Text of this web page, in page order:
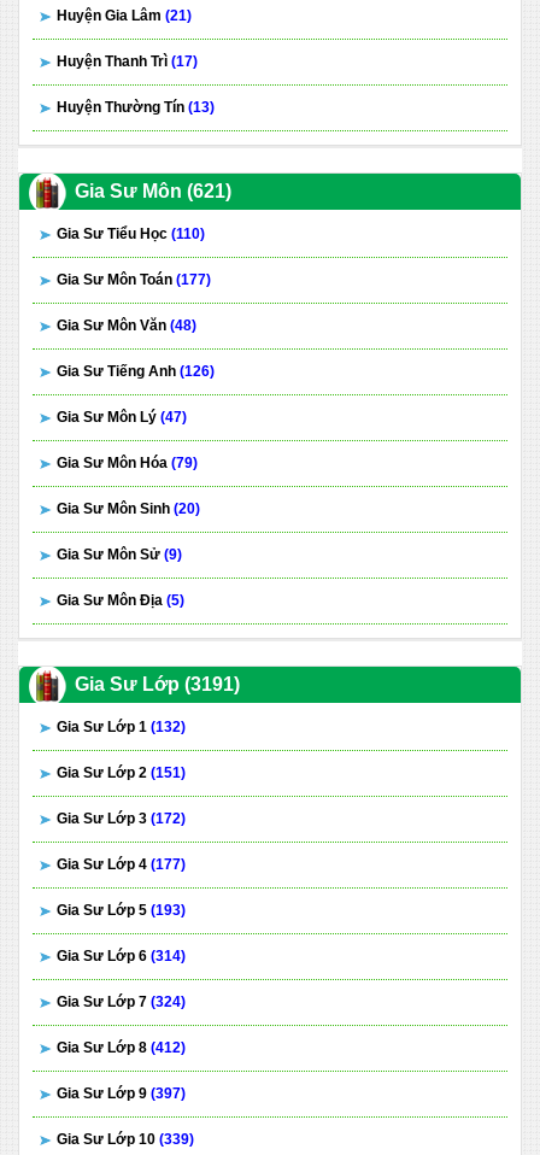
Huyện Gia Lâm (21)
Huyện Thanh Trì (17)
Huyện Thường Tín (13)
Gia Sư Môn (621)
Gia Sư Tiểu Học (110)
Gia Sư Môn Toán (177)
Gia Sư Môn Văn (48)
Gia Sư Tiếng Anh (126)
Gia Sư Môn Lý (47)
Gia Sư Môn Hóa (79)
Gia Sư Môn Sinh (20)
Gia Sư Môn Sử (9)
Gia Sư Môn Địa (5)
Gia Sư Lớp (3191)
Gia Sư Lớp 1 (132)
Gia Sư Lớp 2 (151)
Gia Sư Lớp 3 (172)
Gia Sư Lớp 4 (177)
Gia Sư Lớp 5 (193)
Gia Sư Lớp 6 (314)
Gia Sư Lớp 7 (324)
Gia Sư Lớp 8 (412)
Gia Sư Lớp 9 (397)
Gia Sư Lớp 10 (339)